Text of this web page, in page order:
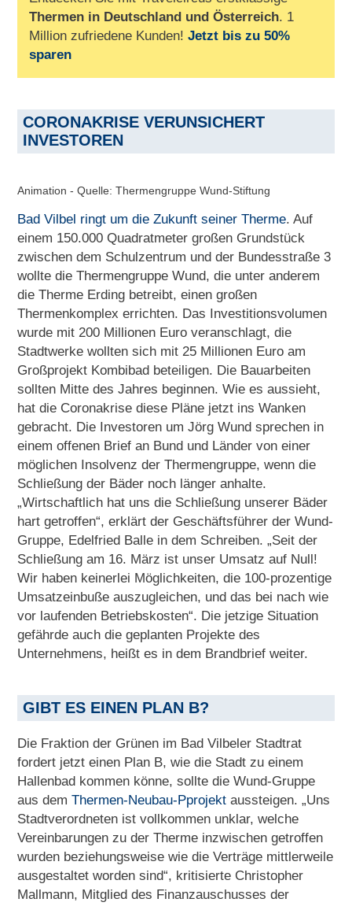
Thermen in Deutschland und Österreich. 1
Million zufriedene Kunden!Jetzt bis zu 50%
sparen
CORONAKRISE VERUNSICHERT
INVESTOREN
Animation - Quelle: Thermengruppe Wund-Stiftung
Bad Vilbel ringt um die Zukunft seiner Therme. Auf
einem 150.000 Quadratmeter großen Grundstück
zwischen dem Schulzentrum und der Bundesstraße 3
wollte die Thermengruppe Wund, die unter anderem
die Therme Erding betreibt, einen großen
Thermenkomplex errichten. Das Investitionsvolumen
wurde mit 200 Millionen Euro veranschlagt, die
Stadtwerke wollten sich mit 25 Millionen Euro am
Großprojekt Kombibad beteiligen. Die Bauarbeiten
sollten Mitte des Jahres beginnen. Wie es aussieht,
hat die Coronakrise diese Pläne jetzt ins Wanken
gebracht. Die Investoren um Jörg Wund sprechen in
einem offenen Brief an Bund und Länder von einer
möglichen Insolvenz der Thermengruppe, wenn die
Schließung der Bäder noch länger anhalte.
„Wirtschaftlich hat uns die Schließung unserer Bäder
hart getroffen“, erklärt der Geschäftsführer der Wund-
Gruppe, Edelfried Balle in dem Schreiben. „Seit der
Schließung am 16. März ist unser Umsatz auf Null!
Wir haben keinerlei Möglichkeiten, die 100-prozentige
Umsatzeinbuße auszugleichen, und das bei nach wie
vor laufenden Betriebskosten“. Die jetzige Situation
gefährde auch die geplanten Projekte des
Unternehmens, heißt es in dem Brandbrief weiter.
GIBT ES EINEN PLAN B?
Die Fraktion der Grünen im Bad Vilbeler Stadtrat
fordert jetzt einen Plan B, wie die Stadt zu einem
Hallenbad kommen könne, sollte die Wund-Gruppe
aus demThermen-Neubau-Pprojekt aussteigen. „Uns
Stadtverordneten ist vollkommen unklar, welche
Vereinbarungen zu der Therme inzwischen getroffen
wurden beziehungsweise wie die Verträge mittlerweile
ausgestaltet worden sind“, kritisierte Christopher
Mallmann, Mitglied des Finanzauschusses der